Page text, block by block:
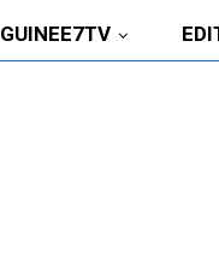
GUINEE7TV